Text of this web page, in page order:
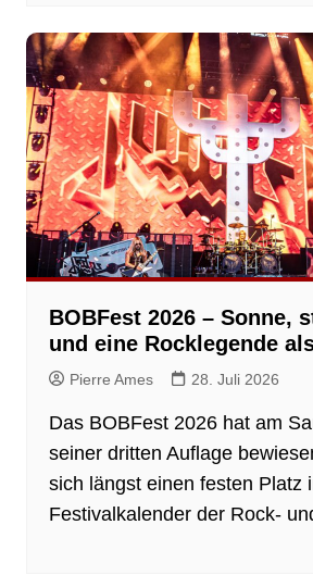
BOBFest 2026 – Sonne,
und eine Rocklegende
Pierre Ames 28. Juli 2026
Das BOBFest 2026 hat am
seiner dritten Auflage
sich längst einen festen Platz
Festivalkalender der Rock-